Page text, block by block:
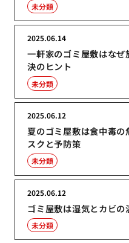
未分類
一軒家のゴミ屋敷はな
決のヒント
2025.06.14
未分類
夏のゴミ屋敷は食中毒
スクと予防策
2025.06.12
未分類
ゴミ屋敷は湿気とカビ
2025.06.12
未分類